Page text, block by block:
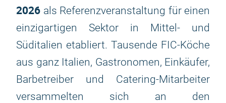
2026 als Referenzveranstaltung für einen
einzigartigen Sektor in Mittel- und
Süditalien etabliert. Tausende FIC-Köche
aus ganz Italien, Gastronomen, Einkäufer,
Barbetreiber und Catering-Mitarbeiter
versammelten sich an den